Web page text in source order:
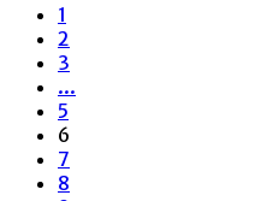
1
2
3
...
5
6
7
8